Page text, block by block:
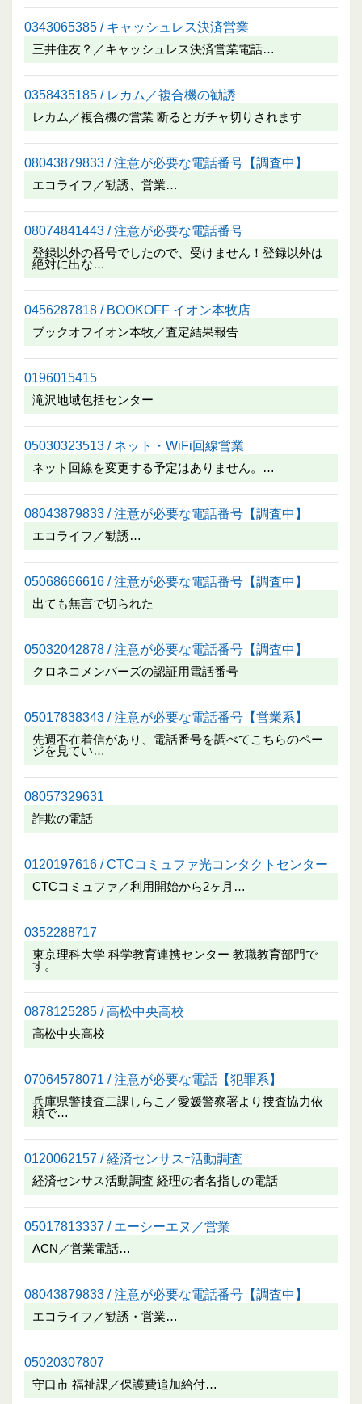
0343065385 / キャッシュレス決済営業
三井住友？／キャッシュレス決済営業電話…
0358435185 / レカム／複合機の勧誘
レカム／複合機の営業 断るとガチャ切りされます
08043879833 / 注意が必要な電話番号【調査中】
エコライフ／勧誘、営業…
08074841443 / 注意が必要な電話番号
登録以外の番号でしたので、受けません！登録以外は
絶対に出な…
0456287818 / BOOKOFF イオン本牧店
ブックオフイオン本牧／査定結果報告
0196015415
滝沢地域包括センター
05030323513 / ネット・WiFi回線営業
ネット回線を変更する予定はありません。…
08043879833 / 注意が必要な電話番号【調査中】
エコライフ／勧誘…
05068666616 / 注意が必要な電話番号【調査中】
出ても無言で切られた
05032042878 / 注意が必要な電話番号【調査中】
クロネコメンバーズの認証用電話番号
05017838343 / 注意が必要な電話番号【営業系】
先週不在着信があり、電話番号を調べてこちらのペー
ジを見てい…
08057329631
詐欺の電話
0120197616 / CTCコミュファ光コンタクトセンター
CTCコミュファ／利用開始から2ヶ月…
0352288717
東京理科大学 科学教育連携センター 教職教育部門で
す。
0878125285 / 高松中央高校
高松中央高校
07064578071 / 注意が必要な電話【犯罪系】
兵庫県警捜査二課しらこ／愛媛警察署より捜査協力依
頼で…
0120062157 / 経済センサスｰ活動調査
経済センサス活動調査 経理の者名指しの電話
05017813337 / エーシーエヌ／営業
ACN／営業電話…
08043879833 / 注意が必要な電話番号【調査中】
エコライフ／勧誘・営業…
05020307807
守口市 福祉課／保護費追加給付…